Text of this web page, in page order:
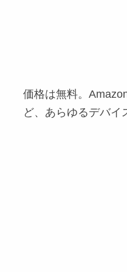
価格は無料。
ど、あらゆるデバイ